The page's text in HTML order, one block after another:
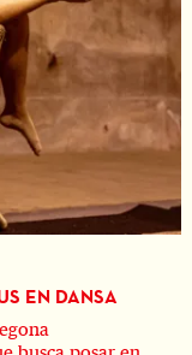
EN DANSA